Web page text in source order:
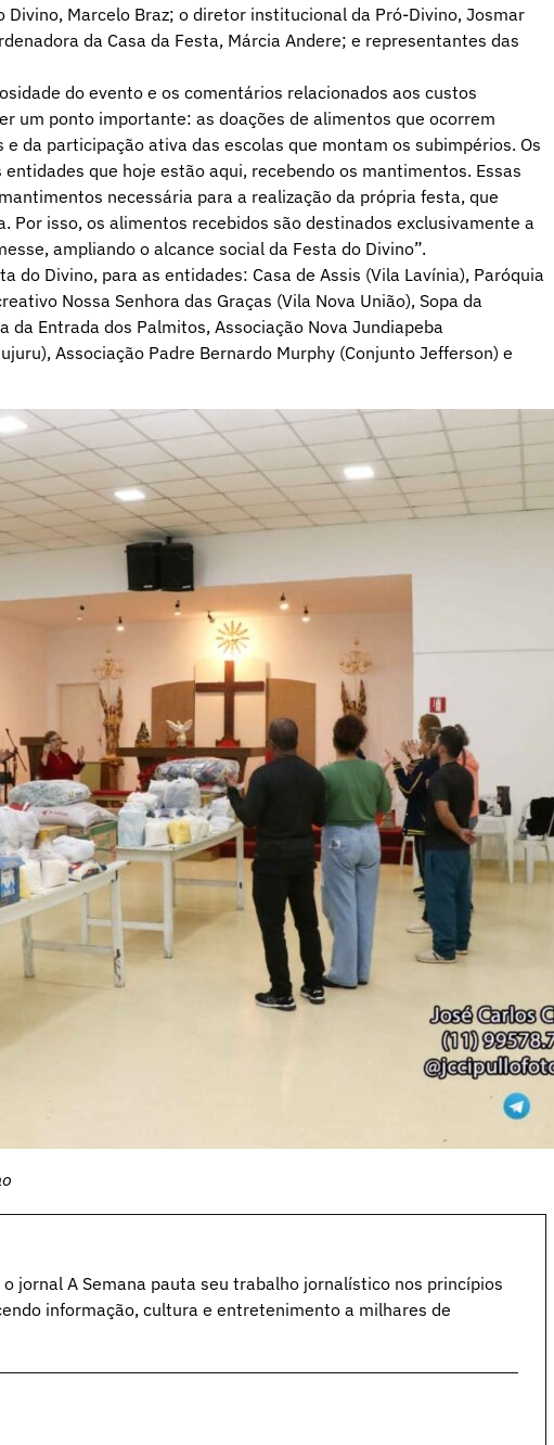
Marcelo Braz; o diretor institucional da Pró-Divino, Josmar
da Casa da Festa, Márcia Andere; e representantes das
do evento e os comentários relacionados aos custos
um ponto importante: as doações de alimentos que ocorrem
da participação ativa das escolas que montam os subimpérios. Os
que hoje estão aqui, recebendo os mantimentos. Essas
necessária para a realização da própria festa, que
isso, os alimentos recebidos são destinados exclusivamente a
ampliando o alcance social da Festa do Divino”.
do Divino, para as entidades: Casa de Assis (Vila Lavínia), Paróquia
Nossa Senhora das Graças (Vila Nova União), Sopa da
Entrada dos Palmitos, Associação Nova Jundiapeba
Associação Padre Bernardo Murphy (Conjunto Jefferson) e
jornal A Semana pauta seu trabalho jornalístico nos princípios
informação, cultura e entretenimento a milhares de